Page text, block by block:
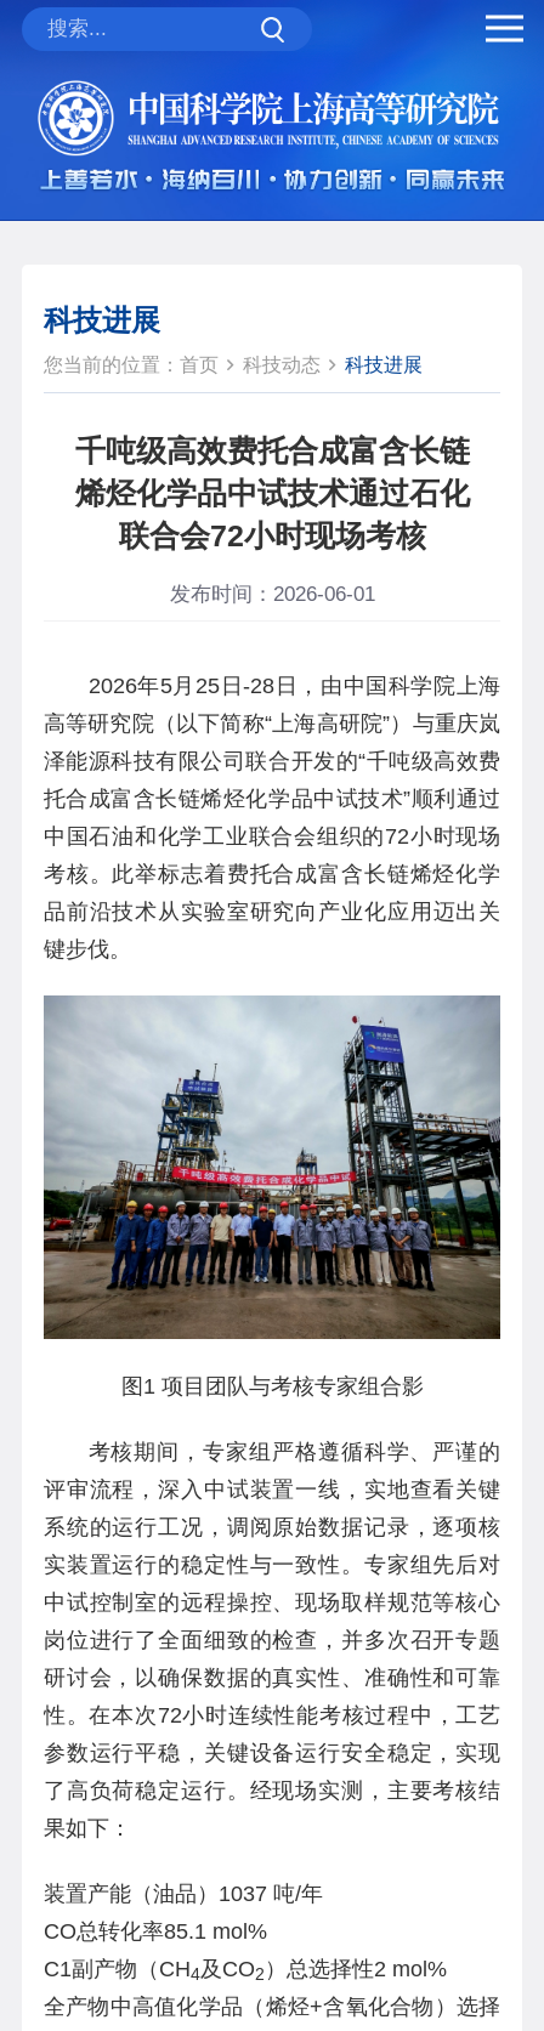
科技进展
您当前的位置： 首页 科技动态 科技进展
千吨级高效费托合成富含长链
烯烃化学品中试技术通过石化
联合会72小时现场考核
发布时间：2026-06-01
2026年5月25日-28日， 由中国科学院上海
高等研究院（以下简称“上海高研院”） 与重庆岚
泽能源科技有限公司联合开发的“千吨级高效费
托合成富含长链烯烃化学品中试技术”顺利通过
中国石油和化学工业联合会组织的72小时现场
考核。 此举标志着费托合成富含长链烯烃化学
品前沿技术从实验室研究向 产业化应用迈出关
键步伐。
图1 项目团队与考核专家组合影
考核期间，专家组严格遵循科学、严谨的
评审流程，深入中试装置一线，实地查看关键
系统的运行工况，调阅原始数据记录，逐项核
实装置运行的稳定性与一致性。专家组先后对
中试控制室的远程操控、现场取样规范等核心
岗位进行了全面细致的检查，并多次召开专题
研讨会，以确保数据的真实性、准确性和可靠
性。在本次72小时连续性能考核过程中，工艺
参数运行平稳，关键设备运行安全稳定，实现
了高负荷稳定运行。经现场实测，主要考核结
果如下：
装置产能（油品）1037 吨/年
CO总转化率85.1 mol%
C1副产物（CH4及CO2 ）总选择性2 mol%
全产物中高值化学品（烯烃+含氧化合物）选择